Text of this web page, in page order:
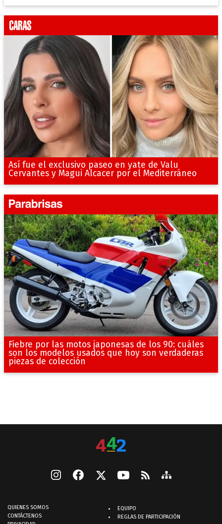
Así fue el exclusivo paseo en yate de Valu
Cervantes y Magui Alcacer por el Mediterráneo
Fiebre por las motos japonesas de los 90: cuáles
son los modelos usados que hoy son verdaderas
piezas de colección
QUIENES SOMOS
CONTÁCTENOS
EQUIPO
REGLAS DE PARTICIPACIÓN